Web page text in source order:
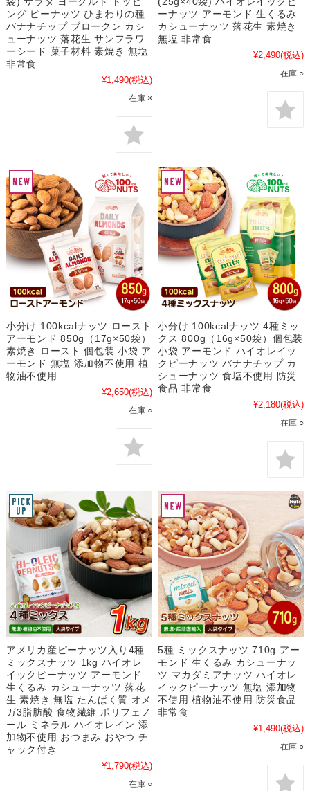
ング ピーナッツ ひまわりの種
バナナチップ ブロークン カシ
ューナッツ 落花生 サンフラワ
ーシード 菓子材料 素焼き 無塩
非常食
¥1,490(税込)
在庫 ×
ーナッツ アーモンド 生くるみ
カシューナッツ 落花生 素焼き
無塩 非常食
¥2,490(税込)
在庫 ○
小分け 100kcalナッツ ロースト
アーモンド 850g（17g×50袋）
素焼き ロースト 個包装 小袋 ア
ーモンド 無塩 添加物不使用 植
物油不使用
¥2,650(税込)
在庫 ○
小分け 100kcalナッツ 4種ミッ
クス 800g（16g×50袋）個包装
小袋 アーモンド ハイオレイッ
クピーナッツ バナナチップ カ
シューナッツ 食塩不使用 防災
食品 非常食
¥2,180(税込)
在庫 ○
アメリカ産ピーナッツ入り4種
ミックスナッツ 1kg ハイオレ
イックピーナッツ アーモンド
生くるみ カシューナッツ 落花
生 素焼き 無塩 たんぱく質 オメ
ガ3脂肪酸 食物繊維 ポリフェノ
ール ミネラル ハイオレイン 添
加物不使用 おつまみ おやつ チ
ャック付き
¥1,790(税込)
在庫 ○
5種 ミックスナッツ 710g アー
モンド 生くるみ カシューナッ
ツ マカダミアナッツ ハイオレ
イックピーナッツ 無塩 添加物
不使用 植物油不使用 防災食品
非常食
¥1,490(税込)
在庫 ○